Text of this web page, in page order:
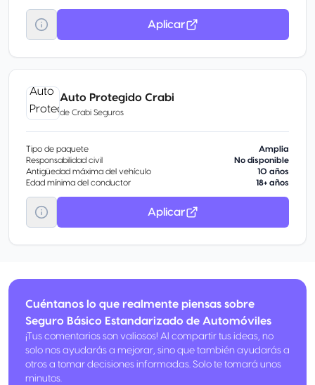
Aplicar
Auto Protegido Crabi
de Crabi Seguros
Tipo de paquete
Amplia
Responsabilidad civil
No disponible
Antigüedad máxima del vehículo
10 años
Edad mínima del conductor
18+ años
Aplicar
Cuéntanos lo que realmente piensas sobre
Seguro Básico Estandarizado de Automóviles
¡Tus comentarios son valiosos! Al compartir tus ideas, no
solo nos ayudarás a mejorar, sino que también ayudarás a
otros a tomar decisiones informadas. Solo te tomará unos
minutos.